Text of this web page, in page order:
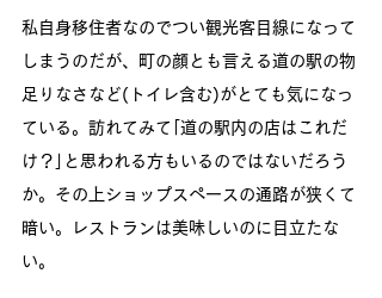
私自身移住者なのでつい観光客目線になって
しまうのだが、町の顔とも言える道の駅の物
足りなさなど(トイレ含む)がとても気になっ
ている。訪れてみて｢道の駅内の店はこれだ
け？｣と思われる方もいるのではないだろう
か。その上ショップスペースの通路が狭くて
暗い。レストランは美味しいのに目立たな
い。